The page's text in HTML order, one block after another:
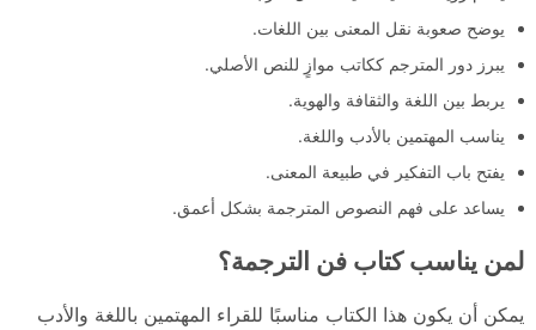
يوضح صعوبة نقل المعنى بين اللغات.
يبرز دور المترجم ككاتب موازٍ للنص الأصلي.
يربط بين اللغة والثقافة والهوية.
يناسب المهتمين بالأدب واللغة.
يفتح باب التفكير في طبيعة المعنى.
يساعد على فهم النصوص المترجمة بشكل أعمق.
لمن يناسب كتاب فن الترجمة؟
يمكن أن يكون هذا الكتاب مناسبًا للقراء المهتمين باللغة والأدب